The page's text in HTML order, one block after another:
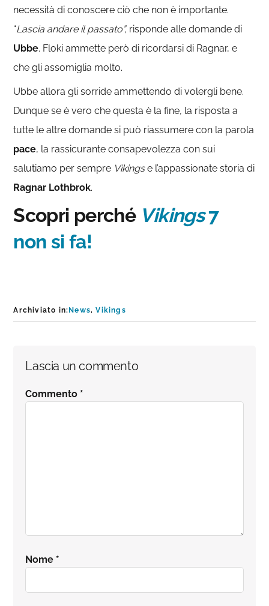
necessità di conoscere ciò che non è importante.
“Lascia andare il passato”, risponde alle domande di
Ubbe. Floki ammette però di ricordarsi di Ragnar, e
che gli assomiglia molto.
Ubbe allora gli sorride ammettendo di volergli bene.
Dunque se è vero che questa è la fine, la risposta a
tutte le altre domande si può riassumere con la parola
pace, la rassicurante consapevolezza con sui
salutiamo per sempre Vikingse l’appassionate storia di
Ragnar Lothbrok.
Scopri perché Vikings7
non si fa!
Archiviato in: News,Vikings
Interazioni
del
Lascia un commento
Commento *
Nome *